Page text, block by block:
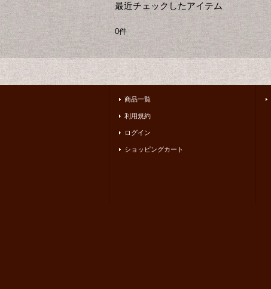
最近チェックしたアイテム
0件
商品一覧
利用規約
ログイン
ショッピングカート